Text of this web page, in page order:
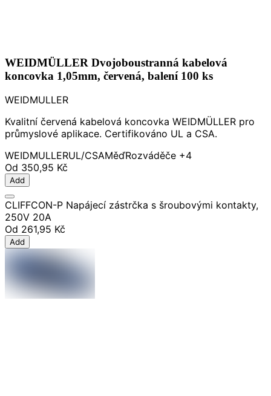
WEIDMÜLLER Dvojoboustranná kabelová
koncovka 1,05mm, červená, balení 100 ks
WEIDMULLER
Kvalitní červená kabelová koncovka WEIDMÜLLER pro
průmyslové aplikace. Certifikováno UL a CSA.
WEIDMULLERUL/CSAMěďRozváděče +4
Od 350,95 Kč
Add
CLIFFCON-P Napájecí zástrčka s šroubovými kontakty,
250V 20A
Od 261,95 Kč
Add